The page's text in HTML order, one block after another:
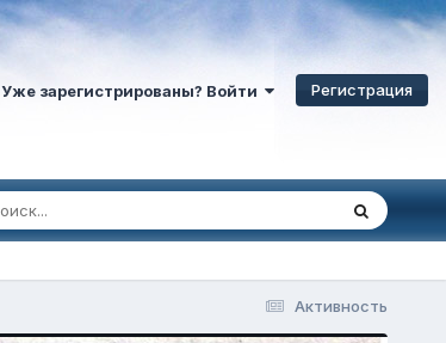
Уже зарегистрированы? Войти Регистрация
Активность